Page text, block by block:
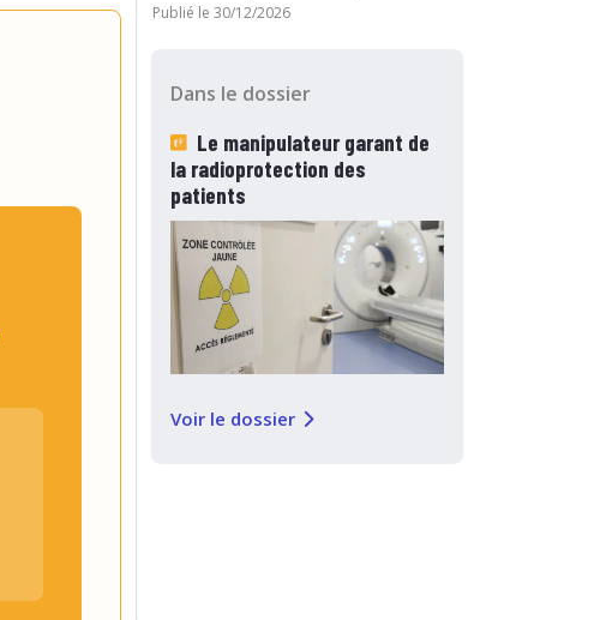
Publié le 30/12/2026
Dans le dossier
Le manipulateur garant de
la radioprotection des
patients
Voir le dossier